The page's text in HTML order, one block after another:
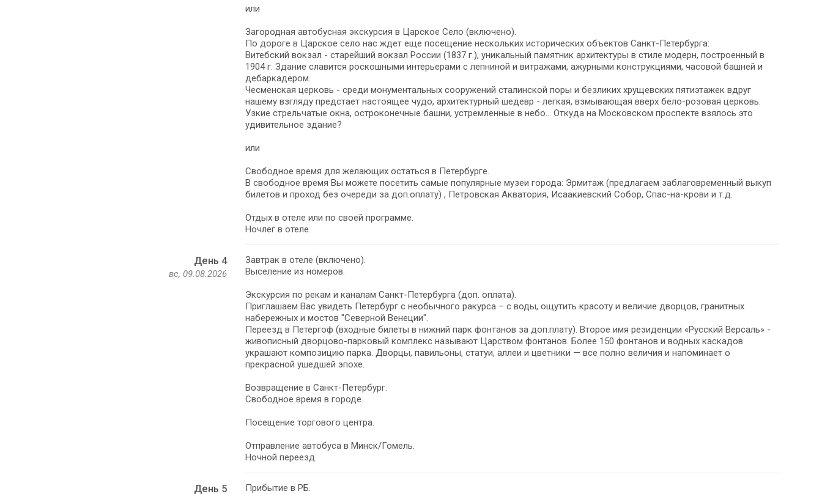
или
Загородная автобусная экскурсия в Царское Село (включено).
По дороге в Царское село нас ждет еще посещение нескольких исторических объектов Санкт-Петербурга:
Витебский вокзал - старейший вокзал России (1837 г.), уникальный памятник архитектуры в стиле модерн, построенный в
1904 г. Здание славится роскошными интерьерами с лепниной и витражами, ажурными конструкциями, часовой башней и
дебаркадером.
Чесменская церковь - среди монументальных сооружений сталинской поры и безликих хрущевских пятиэтажек вдруг
нашему взгляду предстает настоящее чудо, архитектурный шедевр - легкая, взмывающая вверх бело-розовая церковь.
Узкие стрельчатые окна, остроконечные башни, устремленные в небо… Откуда на Московском проспекте взялось это
удивительное здание?
или
Свободное время для желающих остаться в Петербурге.
В свободное время Вы можете посетить самые популярные музеи города: Эрмитаж (предлагаем заблаговременный выкуп
билетов и проход без очереди за доп.оплату) , Петровская Акватория, Исаакиевский Собор, Спас-на-крови и т.д.
Отдых в отеле или по своей программе.
Ночлег в отеле.
День 4
вс, 09.08.2026
Завтрак в отеле (включено).
Выселение из номеров.
Экскурсия по рекам и каналам Санкт-Петербурга (доп. оплата).
Приглашаем Вас увидеть Петербург с необычного ракурса – с воды, ощутить красоту и величие дворцов, гранитных
набережных и мостов "Северной Венеции".
Переезд в Петергоф (входные билеты в нижний парк фонтанов за доп.плату). Второе имя резиденции «Русский Версаль» -
живописный дворцово-парковый комплекс называют Царством фонтанов. Более 150 фонтанов и водных каскадов
украшают композицию парка. Дворцы, павильоны, статуи, аллеи и цветники — все полно величия и напоминает о
прекрасной ушедшей эпохе.
Возвращение в Санкт-Петербург.
Свободное время в городе.
Посещение торгового центра.
Отправление автобуса в Минск/Гомель.
Ночной переезд.
День 5 Прибытие в РБ.